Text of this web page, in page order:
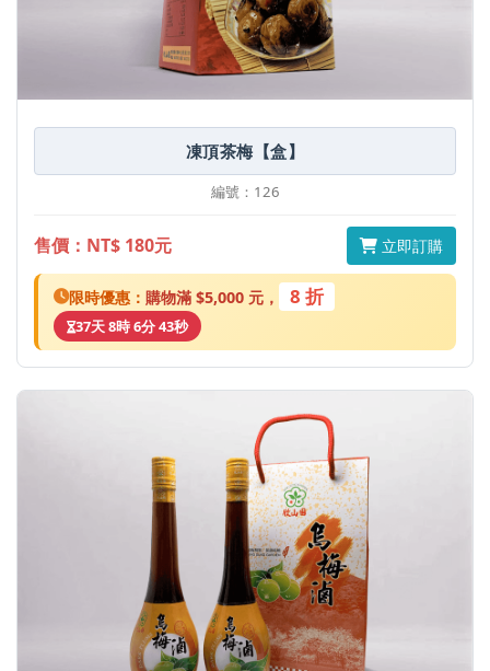
凍頂茶梅【盒】
編號：126
售價：NT$ 180元 立即訂購
限時優惠： 購物滿 $5,000 元， 8 折
37天 8時 6分 43秒